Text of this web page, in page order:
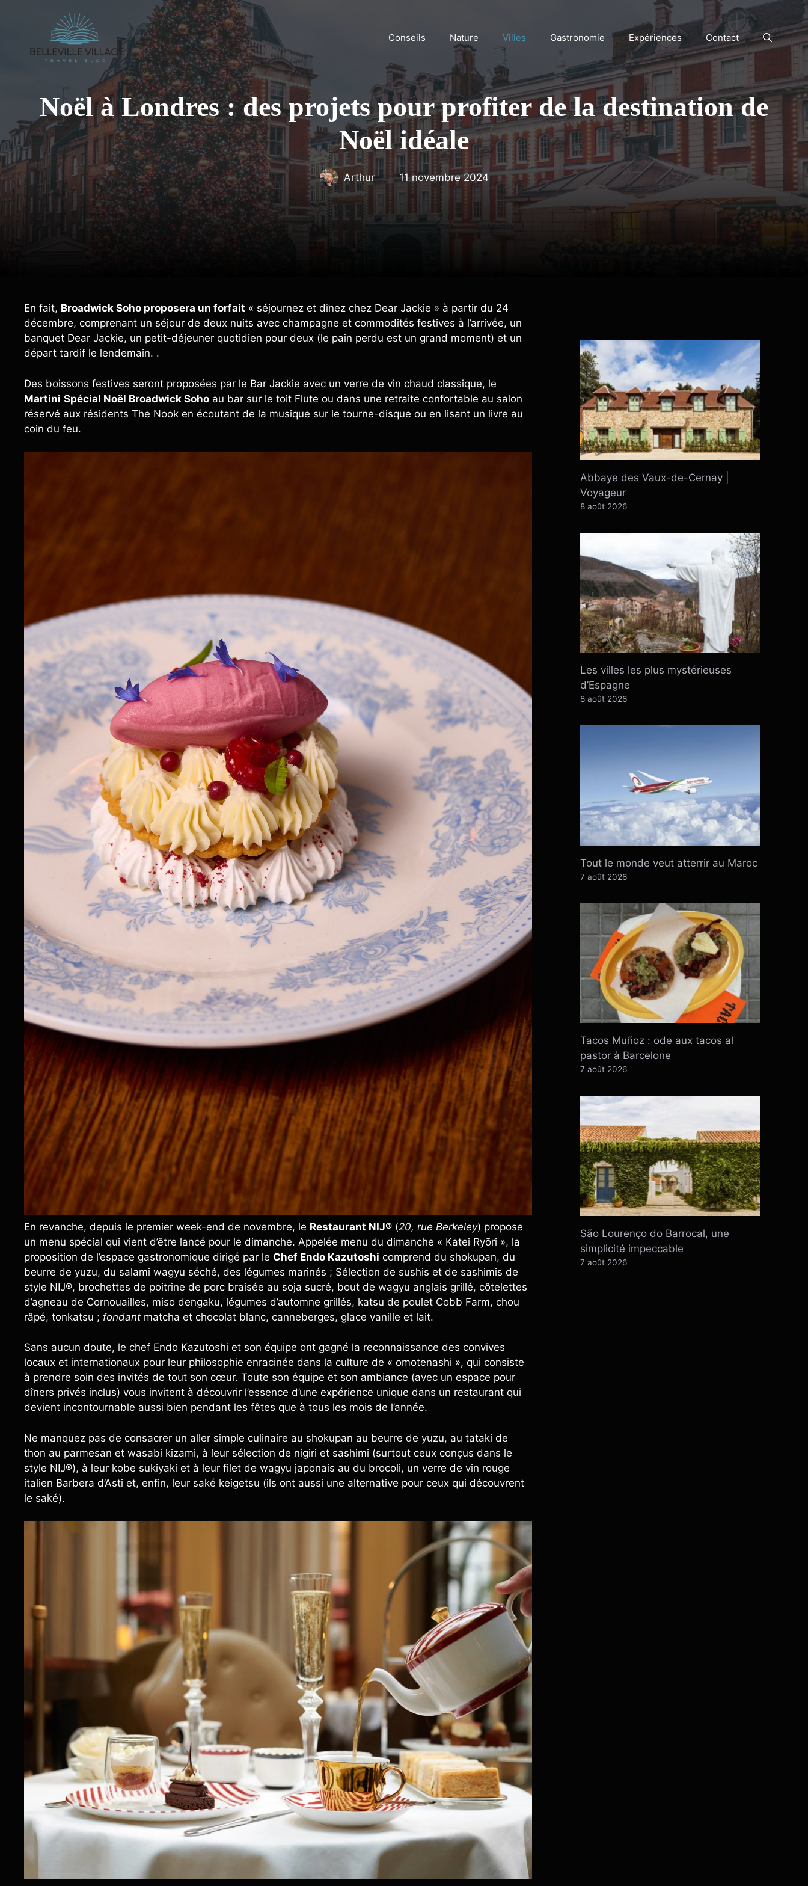
Conseils Nature Villes Gastronomie Expériences Contact
Noël à Londres : des projets pour profiter de la destination de
Noël idéale
Arthur 11 novembre 2024
En fait, Broadwick Soho proposera un forfait « séjournez et dînez chez Dear Jackie » à partir du 24
décembre, comprenant un séjour de deux nuits avec champagne et commodités festives à l’arrivée, un
banquet Dear Jackie, un petit-déjeuner quotidien pour deux (le pain perdu est un grand moment) et un
départ tardif le lendemain. .
Des boissons festives seront proposées par le Bar Jackie avec un verre de vin chaud classique, le
Martini Spécial Noël Broadwick Soho au bar sur le toit Flute ou dans une retraite confortable au salon
réservé aux résidents The Nook en écoutant de la musique sur le tourne-disque ou en lisant un livre au
coin du feu.
En revanche, depuis le premier week-end de novembre, le Restaurant NIJ® (20, rue Berkeley) propose
un menu spécial qui vient d’être lancé pour le dimanche. Appelée menu du dimanche « Katei Ryōri », la
proposition de l’espace gastronomique dirigé par le Chef Endo Kazutoshi comprend du shokupan, du
beurre de yuzu, du salami wagyu séché, des légumes marinés ; Sélection de sushis et de sashimis de
style NIJ®, brochettes de poitrine de porc braisée au soja sucré, bout de wagyu anglais grillé, côtelettes
d’agneau de Cornouailles, miso dengaku, légumes d’automne grillés, katsu de poulet Cobb Farm, chou
râpé, tonkatsu ; fondant matcha et chocolat blanc, canneberges, glace vanille et lait.
Sans aucun doute, le chef Endo Kazutoshi et son équipe ont gagné la reconnaissance des convives
locaux et internationaux pour leur philosophie enracinée dans la culture de « omotenashi », qui consiste
à prendre soin des invités de tout son cœur. Toute son équipe et son ambiance (avec un espace pour
dîners privés inclus) vous invitent à découvrir l’essence d’une expérience unique dans un restaurant qui
devient incontournable aussi bien pendant les fêtes que à tous les mois de l’année.
Ne manquez pas de consacrer un aller simple culinaire au shokupan au beurre de yuzu, au tataki de
thon au parmesan et wasabi kizami, à leur sélection de nigiri et sashimi (surtout ceux conçus dans le
style NIJ®), à leur kobe sukiyaki et à leur filet de wagyu japonais au du brocoli, un verre de vin rouge
italien Barbera d’Asti et, enfin, leur saké keigetsu (ils ont aussi une alternative pour ceux qui découvrent
le saké).
Abbaye des Vaux-de-Cernay |
Voyageur
8 août 2026
Les villes les plus mystérieuses
d’Espagne
8 août 2026
Tout le monde veut atterrir au Maroc
7 août 2026
Tacos Muñoz : ode aux tacos al
pastor à Barcelone
7 août 2026
São Lourenço do Barrocal, une
simplicité impeccable
7 août 2026